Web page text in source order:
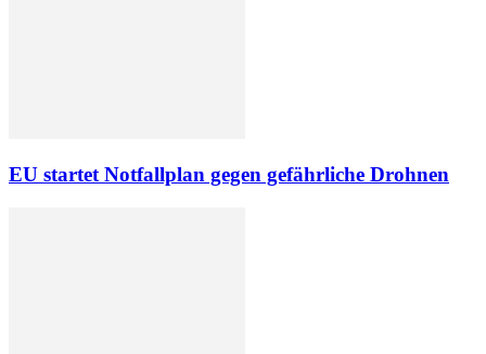
EU startet Notfallplan gegen gefährliche Drohnen